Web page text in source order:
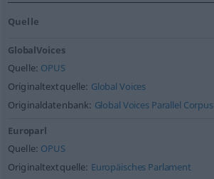
Quelle
GlobalVoices
Quelle: OPUS
Originaltextquelle: Global Voices
Originaldatenbank: Global Voices Parallel Corpus
Europarl
Quelle: OPUS
Originaltextquelle: Europäisches Parlament